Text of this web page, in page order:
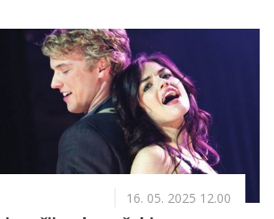
16. 05. 2025 12.00